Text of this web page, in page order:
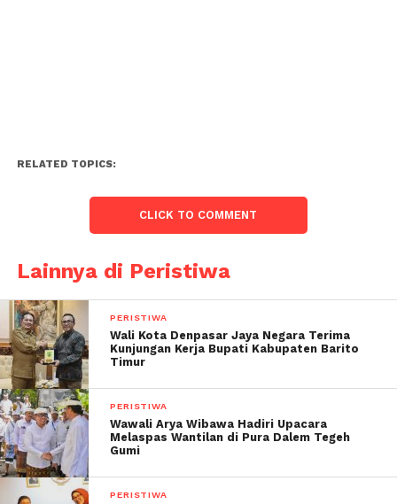
RELATED TOPICS:
CLICK TO COMMENT
Lainnya di Peristiwa
PERISTIWA
Wali Kota Denpasar Jaya Negara Terima
Kunjungan Kerja Bupati Kabupaten Barito
Timur
PERISTIWA
Wawali Arya Wibawa Hadiri Upacara
Melaspas Wantilan di Pura Dalem Tegeh
Gumi
PERISTIWA